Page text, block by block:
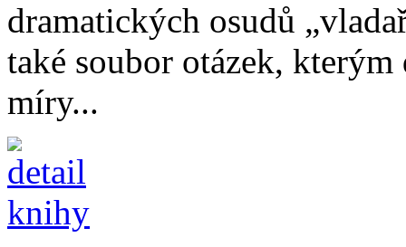
dramatických osudů
také soubor otázek,
míry...